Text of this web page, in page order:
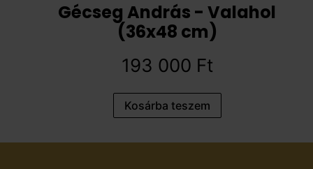
Gécseg András - Valahol
(36x48 cm)
193 000 Ft
Kosárba teszem